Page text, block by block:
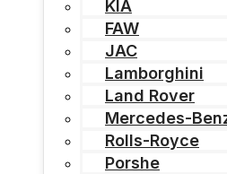
KIA
FAW
JAC
Lamborghini
Land Rover
Mercedes-
Rolls-Royce
Porshe